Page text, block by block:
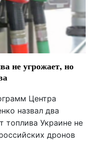
не угрожает, но
Центра
назвал два
топлива Украине не
дронов